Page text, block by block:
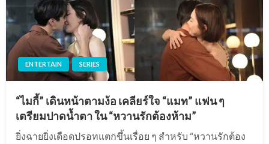
ENTERTAIN SERIES
“ไมกี้” เดินหน้าตามง้อ เคลียร์ใจ “แมท” แฟน ๆ
เตรียมปาดน้ำตา ใน “หวานรักต้องห้าม”
ยิ่งฉายยิ่งเดือดปรอทแตกขึ้นเรื่อย ๆ สำหรับ “หวานรักต้อง